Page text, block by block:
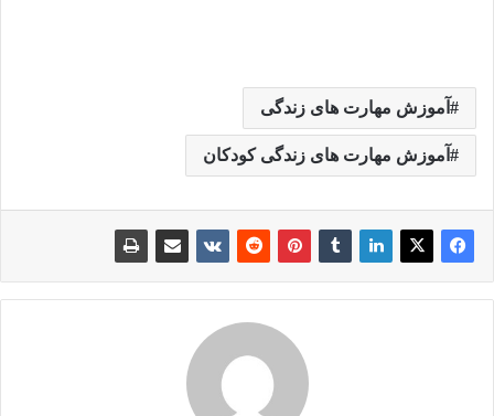
آموزش مهارت های زندگی
آموزش مهارت های زندگی کودکان